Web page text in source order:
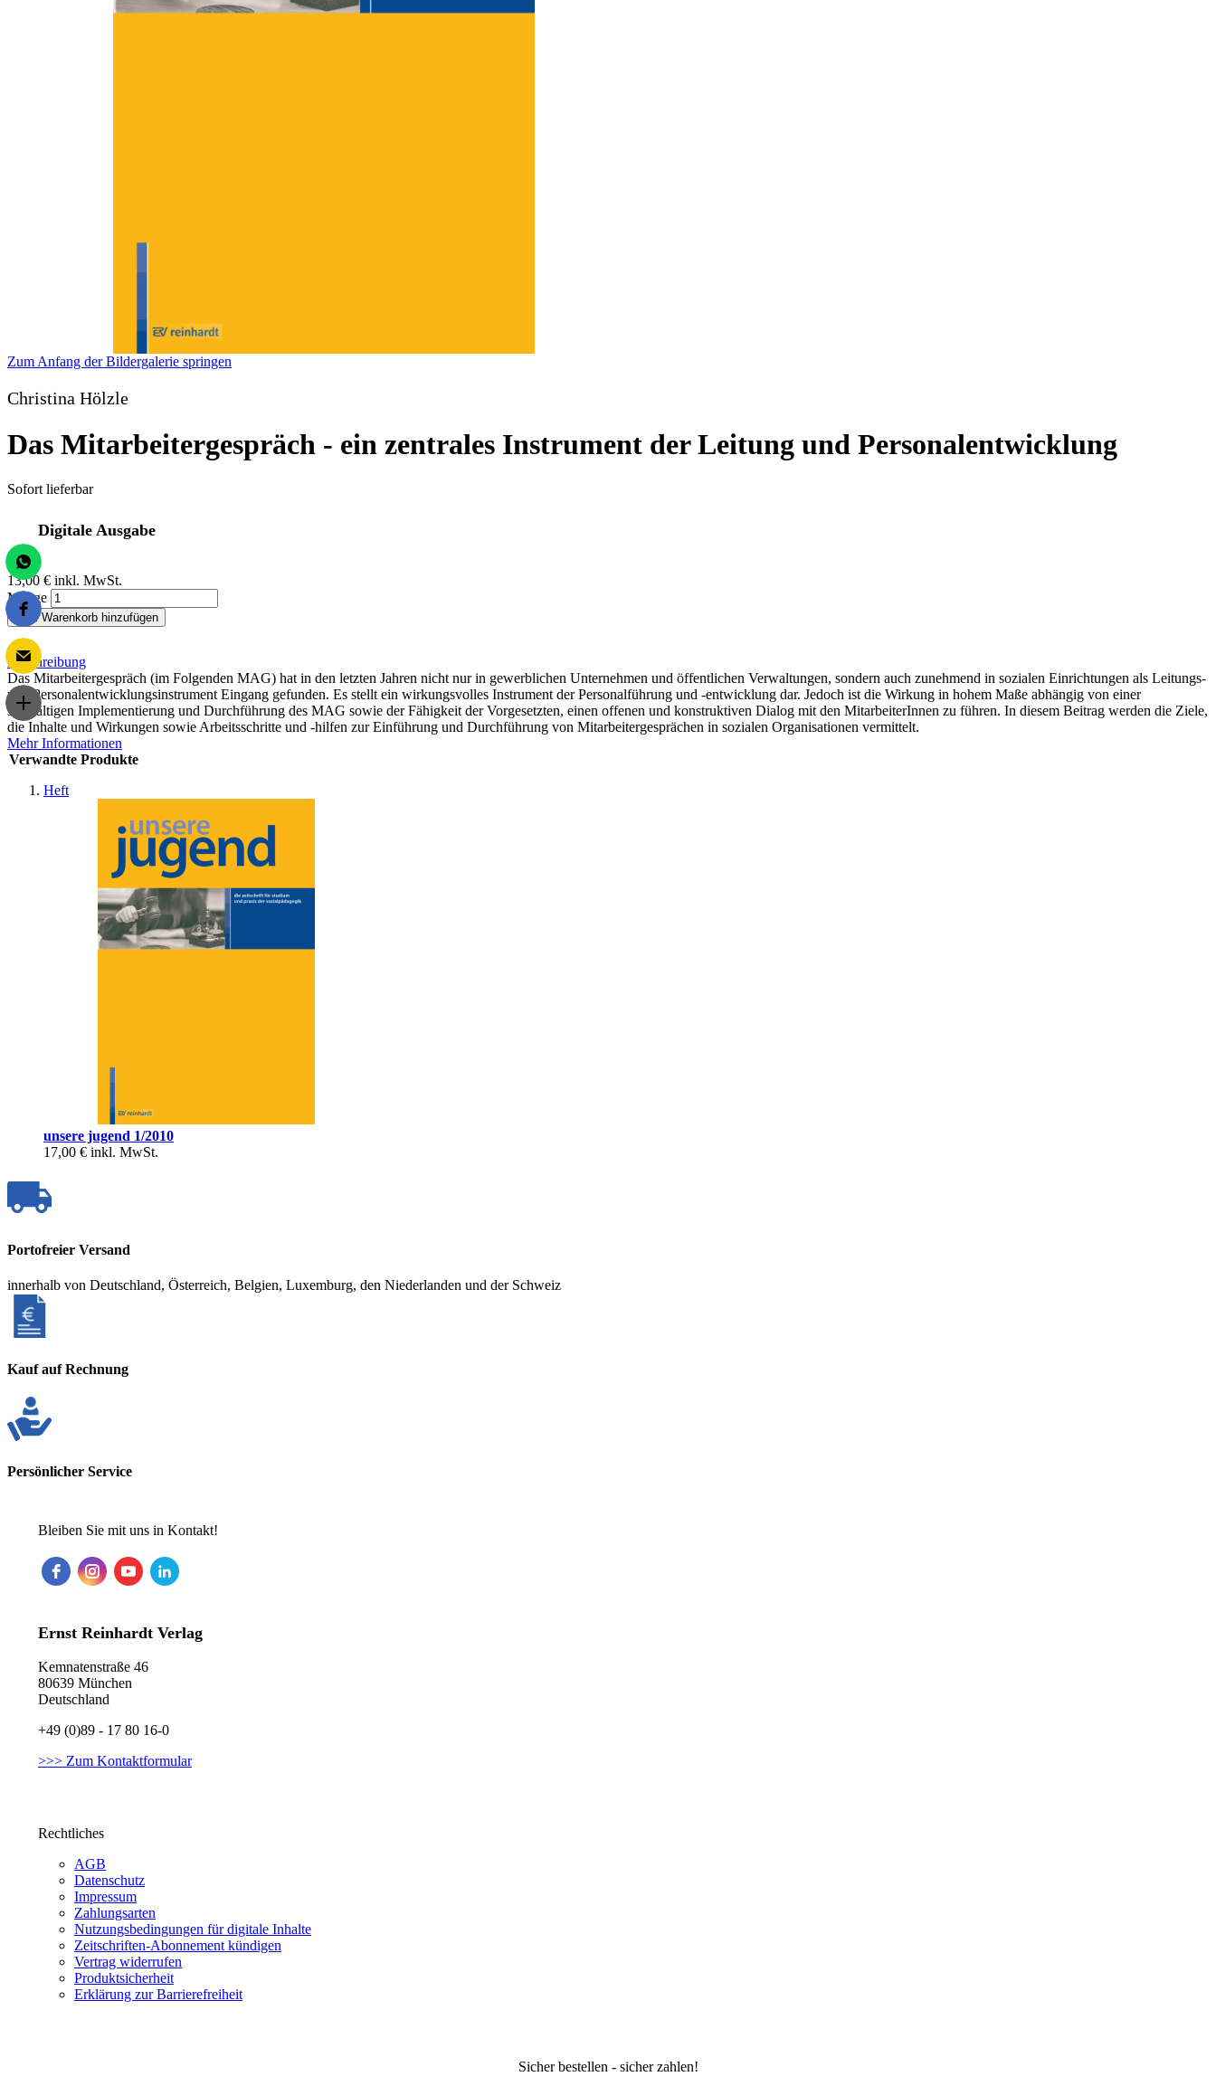
Zum Anfang der Bildergalerie springen
Christina Hölzle
Das Mitarbeitergespräch - ein zentrales Instrument der Leitung und Personalentwicklung
Sofort lieferbar
Digitale Ausgabe
13,00 € inkl. MwSt.
Menge
Zum Warenkorb hinzufügen
Beschreibung
Das Mitarbeitergespräch (im Folgenden MAG) hat in den letzten Jahren nicht nur in gewerblichen Unternehmen und öffentlichen Verwaltungen, sondern auch zunehmend in sozialen Einrichtungen als Leitungs-
und Personalentwicklungsinstrument Eingang gefunden. Es stellt ein wirkungsvolles Instrument der Personalführung und -entwicklung dar. Jedoch ist die Wirkung in hohem Maße abhängig von einer
sorgfältigen Implementierung und Durchführung des MAG sowie der Fähigkeit der Vorgesetzten, einen offenen und konstruktiven Dialog mit den MitarbeiterInnen zu führen. In diesem Beitrag werden die Ziele,
die Inhalte und Wirkungen sowie Arbeitsschritte und -hilfen zur Einführung und Durchführung von Mitarbeitergesprächen in sozialen Organisationen vermittelt.
Mehr Informationen
Verwandte Produkte
Heft
unsere jugend 1/2010
17,00 € inkl. MwSt.
Portofreier Versand
innerhalb von Deutschland, Österreich, Belgien, Luxemburg, den Niederlanden und der Schweiz
Kauf auf Rechnung
Persönlicher Service
Bleiben Sie mit uns in Kontakt!
Ernst Reinhardt Verlag
Kemnatenstraße 46
80639 München
Deutschland
+49 (0)89 - 17 80 16-0
>>> Zum Kontaktformular
Rechtliches
AGB
Datenschutz
Impressum
Zahlungsarten
Nutzungsbedingungen für digitale Inhalte
Zeitschriften-Abonnement kündigen
Vertrag widerrufen
Produktsicherheit
Erklärung zur Barrierefreiheit
Sicher bestellen - sicher zahlen!